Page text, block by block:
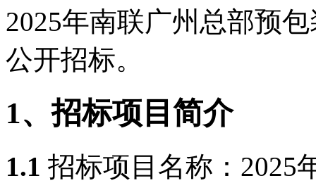
2025年南联广州总部预
公开招标。
1、招标项目简介
1.1 招标项目名称： 2025